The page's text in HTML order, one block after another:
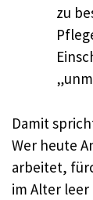
zu
Damit
Wer heute
arbeitet,
im Alter leer